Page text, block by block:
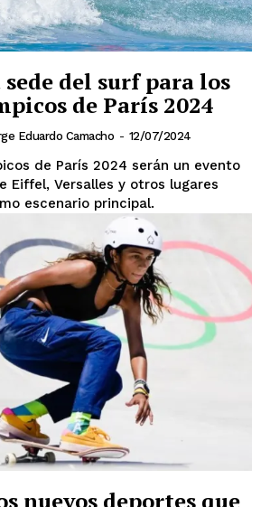
del surf para los
de París 2024
Eduardo Camacho - 12/07/2024
de París 2024 serán un evento
Eiffel, Versalles y otros lugares
escenario principal.
nuevos deportes que